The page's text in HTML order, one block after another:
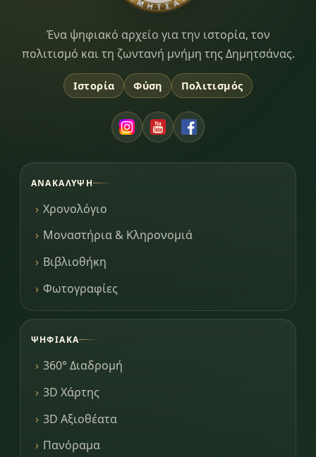
Dimitsana.gr
Ένα ψηφιακό αρχείο για την ιστορία, τον
πολιτισμό και τη ζωντανή μνήμη της Δημητσάνας.
Ιστορία Φύση Πολιτισμός
ΑΝΑΚΆΛΥΨΗ
Χρονολόγιο
Μοναστήρια & Κληρονομιά
Βιβλιοθήκη
Φωτογραφίες
ΨΗΦΙΑΚΆ
360° Διαδρομή
3D Χάρτης
3D Αξιοθέατα
Πανόραμα